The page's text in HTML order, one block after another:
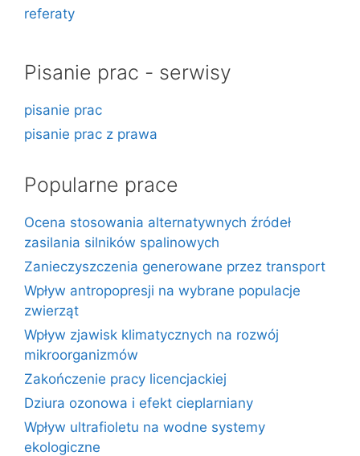
referaty
Pisanie prac - serwisy
pisanie prac
pisanie prac z prawa
Popularne prace
Ocena stosowania alternatywnych źródeł
zasilania silników spalinowych
Zanieczyszczenia generowane przez transport
Wpływ antropopresji na wybrane populacje
zwierząt
Wpływ zjawisk klimatycznych na rozwój
mikroorganizmów
Zakończenie pracy licencjackiej
Dziura ozonowa i efekt cieplarniany
Wpływ ultrafioletu na wodne systemy
ekologiczne